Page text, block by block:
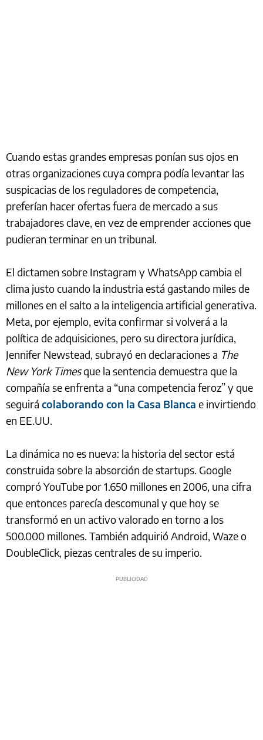
Cuando estas grandes empresas ponían sus ojos en
otras organizaciones cuya compra podía levantar las
suspicacias de los reguladores de competencia,
preferían hacer ofertas fuera de mercado a sus
trabajadores clave, en vez de emprender acciones que
pudieran terminar en un tribunal.
El dictamen sobre Instagram y WhatsApp cambia el
clima justo cuando la industria está gastando miles de
millones en el salto a la inteligencia artificial generativa.
Meta, por ejemplo, evita confirmar si volverá a la
política de adquisiciones, pero su directora jurídica,
Jennifer Newstead, subrayó en declaraciones a The
New York Timesque la sentencia demuestra que la
compañía se enfrenta a “una competencia feroz” y que
seguirá colaborando con la Casa Blanca e invirtiendo
en EE.UU.
La dinámica no es nueva: la historia del sector está
construida sobre la absorción de startups. Google
compró YouTube por 1.650 millones en 2006, una cifra
que entonces parecía descomunal y que hoy se
transformó en un activo valorado en torno a los
500.000 millones. También adquirió Android, Waze o
DoubleClick, piezas centrales de su imperio.